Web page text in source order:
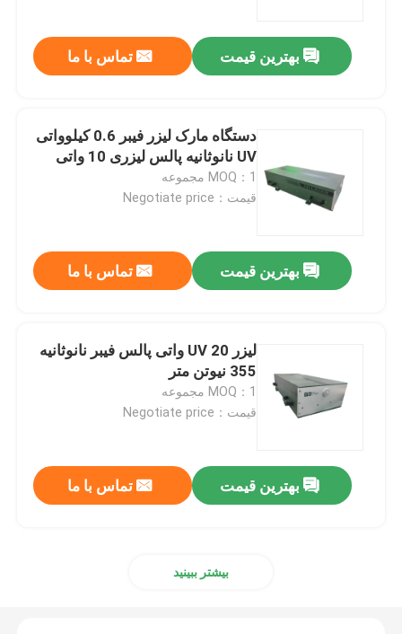
بهترین قیمت تماس با ما
دستگاه مارک لیزر فیبر 0.6 کیلوواتی
UV نانوثانیه پالس لیزری 10 واتی
MOQ：1 مجموعه
قیمت：Negotiate price
بهترین قیمت تماس با ما
لیزر UV 20 واتی پالس فیبر نانوثانیه
355 نیوتن متر
MOQ：1 مجموعه
قیمت：Negotiate price
بهترین قیمت تماس با ما
بیشتر ببینید